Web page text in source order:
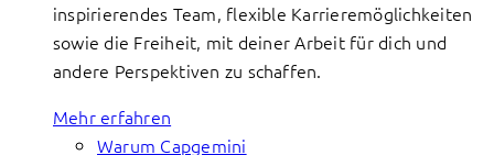
inspirierendes Team, flexible Karrieremöglichkeiten
sowie die Freiheit, mit deiner Arbeit für dich und
andere Perspektiven zu schaffen.
Mehr erfahren
Warum Capgemini